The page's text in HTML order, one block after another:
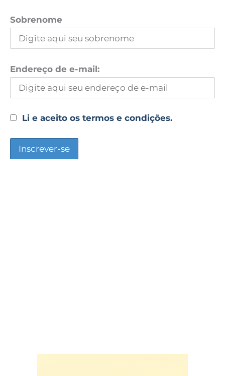
Sobrenome
Endereço de e-mail:
Li e aceito os termos e condições.